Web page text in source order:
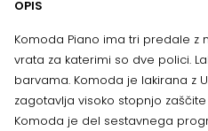
OPIS
Komoda Piano ima tri predale
vrata za katerimi so dve polici.
barvama. Komoda je lakirana z
zagotavlja visoko stopnjo
Komoda je del sestavnega